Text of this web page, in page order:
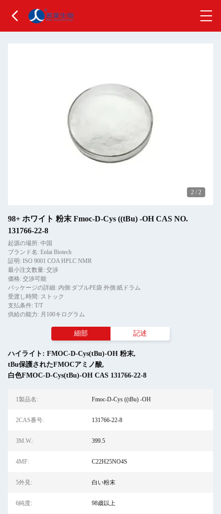
2 / 2
98+ ホワイト 粉末 Fmoc-D-Cys ((tBu) -OH CAS NO.
131766-22-8
起源の場所: 中国
ブランド名: Enlai Biotech
証明: ISO 9001 COA HPLC NMR
最小注文数量: 交渉
価格: 交渉可能
パッケージの詳細: 内側:ダブルPE袋 外側:紙ドラム
受渡し時間: ストック
支払条件: T/T
供給の能力: 月100キログラム
細部 記述
ハイライト: FMOC-D-Cys(tBu)-OH 粉末,
tBu保護されたFMOCアミノ酸,
白色FMOC-D-Cys(tBu)-OH CAS 131766-22-8
1製品名: Fmoc-D-Cys ((tBu) -OH
2CAS番号: 131766-22-8
3M.W.: 399.5
4MF: C22H25NO4S
5外見: 白い粉末
6純度: 98歳以上